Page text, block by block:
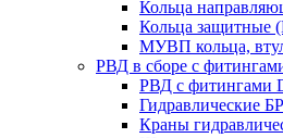
Кольца
Кольца защитные
МУВП кольца,
РВД в сборе с
РВД с фитингами
Гидравлические
Краны